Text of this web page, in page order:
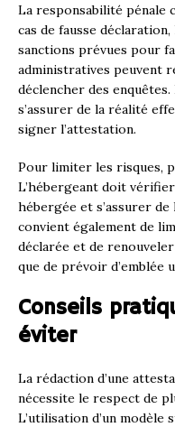
La responsabilité pénale
cas de fausse déclaration,
sanctions prévues pour
administratives peuvent
déclencher des
s’assurer de la réalité
signer l’attestation.
Pour limiter les risques,
L’hébergeant doit
hébergée et s’assurer
convient également de
déclarée et de
que de prévoir d’emblée
Conseils
éviter
La rédaction d’une
nécessite le respect de
L’utilisation d’un